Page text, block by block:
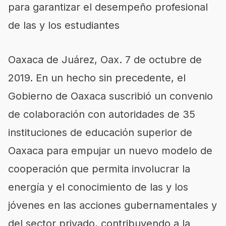
para garantizar el desempeño profesional
de las y los estudiantes
Oaxaca de Juárez, Oax. 7 de octubre de
2019. En un hecho sin precedente, el
Gobierno de Oaxaca suscribió un convenio
de colaboración con autoridades de 35
instituciones de educación superior de
Oaxaca para empujar un nuevo modelo de
cooperación que permita involucrar la
energía y el conocimiento de las y los
jóvenes en las acciones gubernamentales y
del sector privado, contribuyendo a la